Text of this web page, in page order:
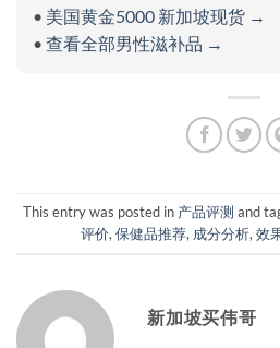
• 美国黄金5000 新加坡现货 →
• 查看全部男性滋补品 →
This entry was posted in 产品评测 and
评价,保健品推荐, 成分分析,效
新加坡买伟哥